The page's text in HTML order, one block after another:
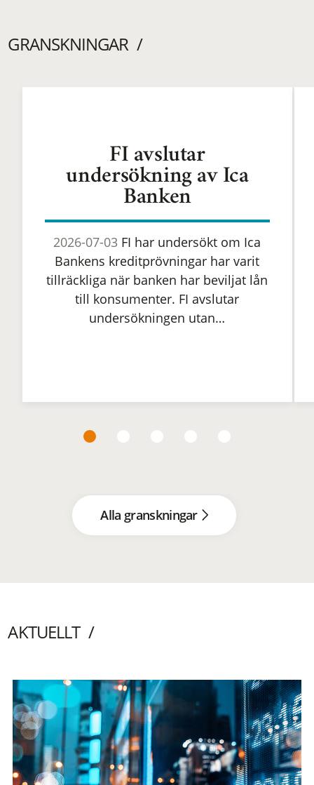
GRANSKNINGAR
FI avslutar
undersökning av Ica
Banken
2026-07-03 FI har undersökt om Ica
Bankens kreditprövningar har varit
tillräckliga när banken har beviljat lån
till konsumenter. FI avslutar
undersökningen utan…
Alla granskningar
AKTUELLT